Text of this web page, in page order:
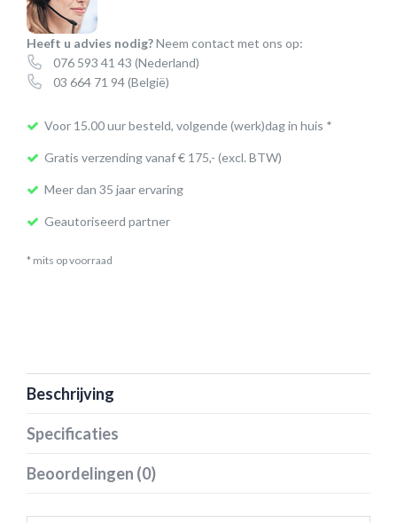
aantal
Heeft u advies nodig?Neem contact met ons op:
076 593 41 43 (Nederland)
03 664 71 94(België)
Voor 15.00 uur besteld, volgende (werk)dag in huis *
Gratis verzending vanaf € 175,- (excl. BTW)
Meer dan 35 jaar ervaring
Geautoriseerd partner
* mits op voorraad
Beschrijving
Specificaties
Beoordelingen (0)